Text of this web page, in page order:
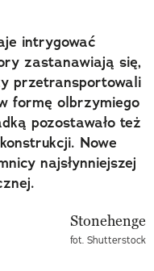
intrygować
zastanawiają się,
przetransportowali
formę olbrzymiego
pozostawało też
Nowe
najsłynniejszej
fot. Shutterstock